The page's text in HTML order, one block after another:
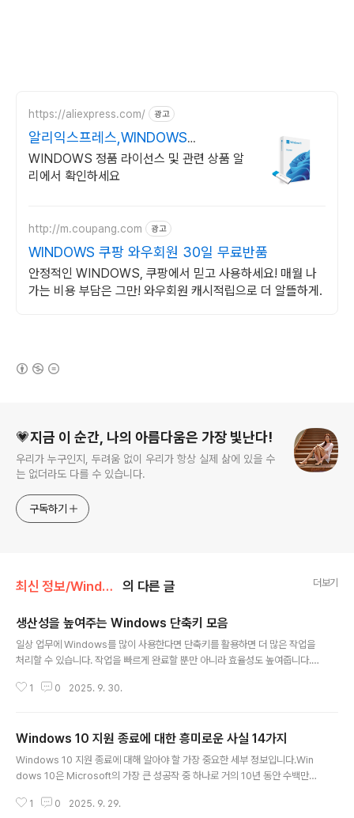
https://aliexpress.com/ 광고
알리익스프레스,WINDOWS
Windows 알리에서!
WINDOWS 정품 라이선스 및 관련 상품 알
리에서 확인하세요
http://m.coupang.com 광고
WINDOWS 쿠팡 와우회원 30일 무료반품
안정적인 WINDOWS, 쿠팡에서 믿고 사용하세요! 매월 나
가는 비용 부담은 그만! 와우회원 캐시적립으로 더 알뜰하게.
💗지금 이 순간, 나의 아름다움은 가장 빛난다!
우리가 누구인지, 두려움 없이 우리가 항상 실제 삶에 있을 수
는 없더라도 다를 수 있습니다.
구독하기
최신 정보/Windows 의 다른 글 더보기
생산성을 높여주는 Windows 단축키 모음
일상 업무에 Windows를 많이 사용한다면 단축키를 활용하면 더 많은 작업을
처리할 수 있습니다. 작업을 빠르게 완료할 뿐만 아니라 효율성도 높여줍니다.
단축키부터 시작해 보겠습니다.F1 [도움말 표시]F2 [선택한 항목 이름 바꾸기]
뉴 모음 활성화]ALT + F4 [활성 항목 닫기 또는 활성 앱 종료]ALT + ESC
[열린 순서대로 항목 순환]ALT + 메뉴 및 대화 상자 옵션에서 밑줄 친 문자 [해
당 문자에 대한 명령 수행]ALT + ENTER [선택한 항..
1 0 2025. 9. 30.
Windows 10 지원 종료에 대한 흥미로운 사실 ​​14가지
Windows 10 지원 종료에 대해 알아야 할 가장 중요한 세부 정보입니다.Win
dows 10은 Microsoft의 가장 큰 성공작 중 하나로 거의 10년 동안 수백만
에 Microsoft는 공식적으로 Windows 10 운영 체제를 종료하고 Windows
1 0 2025. 9. 29.